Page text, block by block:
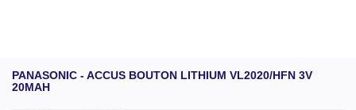
PANASONIC - ACCUS BOUTON LITHIUM VL2020/HFN 3V
20MAH